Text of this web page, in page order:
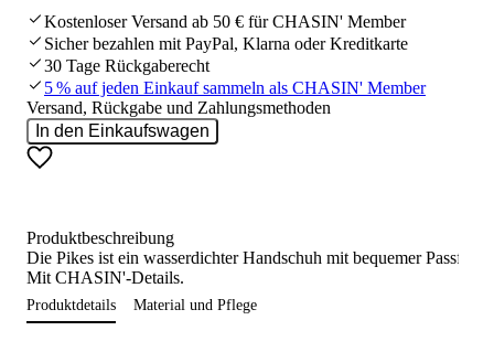
Kostenloser Versand ab 50 € für CHASIN' Member
Sicher bezahlen mit PayPal, Klarna oder Kreditkarte
30 Tage Rückgaberecht
5 % auf jeden Einkauf sammeln als CHASIN' Member
Versand, Rückgabe und Zahlungsmethoden
In den Einkaufswagen
Produktbeschreibung
Die Pikes ist ein wasserdichter Handschuh mit bequemer Passform.
Mit CHASIN'-Details.
Produktdetails Material und Pflege